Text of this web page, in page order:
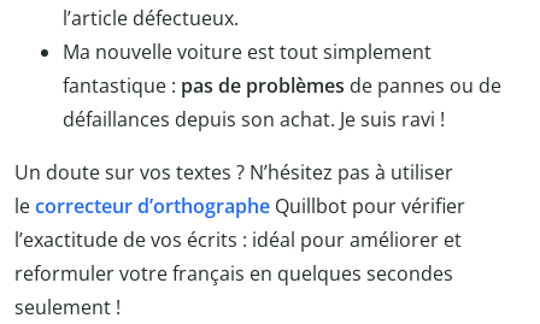
l’article défectueux.
Ma nouvelle voiture est tout simplement
fantastique : pas de problèmes de pannes ou de
défaillances depuis son achat. Je suis ravi !
Un doute sur vos textes ? N’hésitez pas à utiliser
lecorrecteur d’orthographe Quillbot pour vérifier
l’exactitude de vos écrits : idéal pour améliorer et
reformuler votre français en quelques secondes
seulement !